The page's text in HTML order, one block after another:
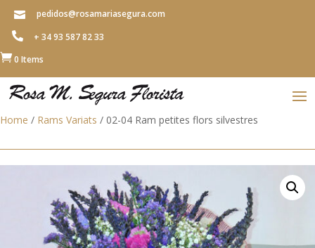
 pedidos@rosamariasegura.com

+ 34 93 587 82 33
0 Items
Home / Rams Variats / 02-04 Ram petites flors silvestres